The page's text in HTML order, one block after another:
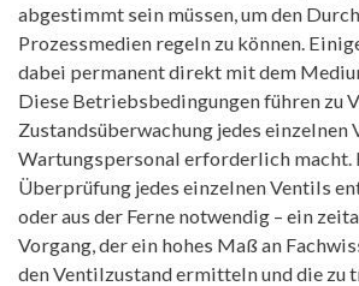
abgestimmt sein müssen, um den
Prozessmedien regeln zu können.
dabei permanent direkt mit dem
Diese Betriebsbedingungen führen zu
Zustandsüberwachung jedes einzelnen
Wartungspersonal erforderlich macht.
Überprüfung jedes einzelnen Ventils
oder aus der Ferne notwendig – ein
Vorgang, der ein hohes Maß an
den Ventilzustand ermitteln und die zu